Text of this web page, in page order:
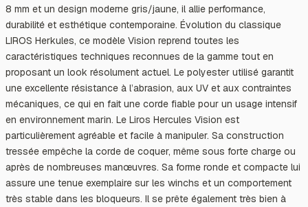
8 mm et un design moderne gris/jaune, il allie performance,
durabilité et esthétique contemporaine. Évolution du classique
LIROS Herkules, ce modèle Vision reprend toutes les
caractéristiques techniques reconnues de la gamme tout en
proposant un look résolument actuel. Le polyester utilisé garantit
une excellente résistance à l’abrasion, aux UV et aux contraintes
mécaniques, ce qui en fait une corde fiable pour un usage intensif
en environnement marin. Le Liros Hercules Vision est
particulièrement agréable et facile à manipuler. Sa construction
tressée empêche la corde de coquer, même sous forte charge ou
après de nombreuses manœuvres. Sa forme ronde et compacte lui
assure une tenue exemplaire sur les winchs et un comportement
très stable dans les bloqueurs. Il se prête également très bien à